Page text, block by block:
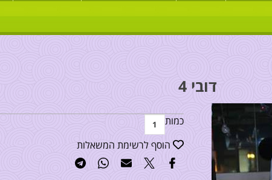
דובי 4
כמות
הוסף לרשימת המשאלות